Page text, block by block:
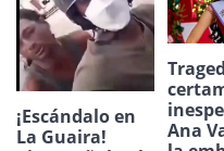
¡Escándalo en
La Guaira!
Ana